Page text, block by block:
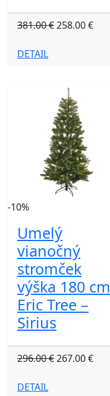
381.00 €258.00 €
DETAIL
-10%
Umelý
vianočný
stromček
výška 180 cm
Eric Tree –
Sirius
296.00 €267.00 €
DETAIL